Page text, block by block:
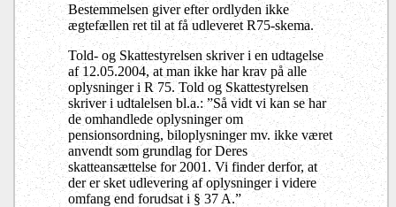
Bestemmelsen giver efter ordlyden ikke
ægtefællen ret til at få udleveret R75-skema.
Told- og Skattestyrelsen skriver i en udtagelse
af 12.05.2004, at man ikke har krav på alle
oplysninger i R 75.Told og Skattestyrelsen
skriver i udtalelsen bl.a.: ”Så vidt vi kan se har
de omhandlede oplysninger om
pensionsordning, biloplysninger mv. ikke været
anvendt som grundlag for Deres
skatteansættelse for 2001. Vi finder derfor, at
der er sket udlevering af oplysninger i videre
omfang end forudsat i § 37 A.”